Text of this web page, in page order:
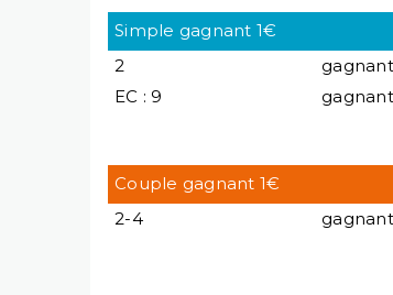
Simple gagnant 1€
2
gagnant
EC : 9
gagnant
Couple gagnant 1€
2-4
gagnant